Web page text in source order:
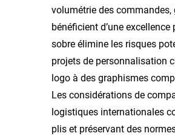
volumétrie des
bénéficient d’une
sobre élimine les risques
projets de personnalisation
logo à des graphismes
Les considérations de
logistiques internationales
plis et préservant des